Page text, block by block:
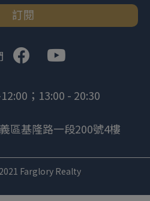
訂閱
；13:00 - 20:30
區基隆路一段200號4樓
Farglory Realty.